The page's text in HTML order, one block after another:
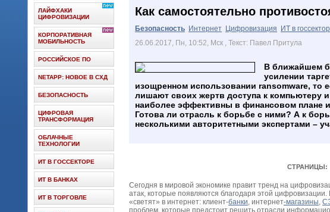
Как самостоятельно
Безопасность Интернет Цифровизация ИТ в
26.06.2017, Пн, 10:52, Мск , Текст: Павел Притула
В ближайшем
усилении
изощренном использовании ransomware, то
лишают своих жертв доступа к компьютеру
наиболее эффективны в финансовом плане
Готова ли отрасль к борьбе с ними? А к
несколькими авторитетными экспертами –
СТРАНИЦЫ:
Сегодня в мировой экономике правит тренд на
атак, которые появляются благодаря этой
«светят» в интернет: клиент-банки, интернет-магазины,
проблем, которые предстоит решить отрасли
ЛАЙФХАКИ
ЦИФРОВИЗАЦИИ
КОРПОРАТИВНАЯ
МОБИЛЬНОСТЬ
РОССИЙСКОЕ ПО
NETAPP: НОВОЕ В СХД
БЕЗОПАСНОСТЬ
ЦИФРОВАЯ
ТРАНСФОРМАЦИЯ
ОБЛАЧНЫЕ
ТЕХНОЛОГИИ
ИТ В ГОССЕКТОРЕ
ИТ В БАНКАХ
ИТ В ТОРГОВЛЕ